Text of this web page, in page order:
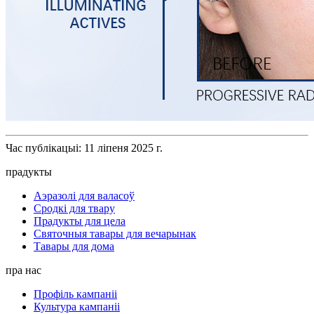
Час публікацыі: 11 ліпеня 2025 г.
прадукты
Аэразолі для валасоў
Сродкі для твару
Прадукты для цела
Святочныя тавары для вечарынак
Тавары для дома
пра нас
Профіль кампаніі
Культура кампаніі